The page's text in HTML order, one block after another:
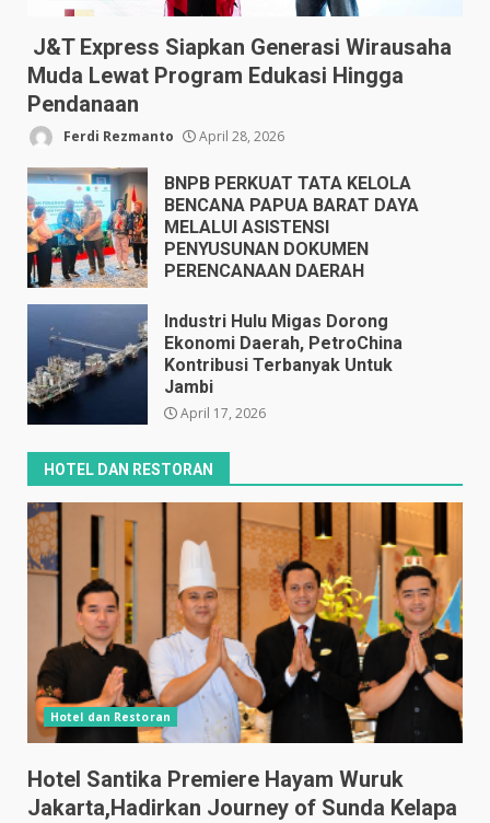
J&T Express Siapkan Generasi Wirausaha
Muda Lewat Program Edukasi Hingga
Pendanaan
Ferdi Rezmanto April 28, 2026
BNPB PERKUAT TATA KELOLA
BENCANA PAPUA BARAT DAYA
MELALUI ASISTENSI
PENYUSUNAN DOKUMEN
PERENCANAAN DAERAH
Industri Hulu Migas Dorong
Ekonomi Daerah, PetroChina
Kontribusi Terbanyak Untuk
Jambi
April 17, 2026
HOTEL DAN RESTORAN
Hotel dan Restoran
Hotel Santika Premiere Hayam Wuruk
Jakarta,Hadirkan Journey of Sunda Kelapa